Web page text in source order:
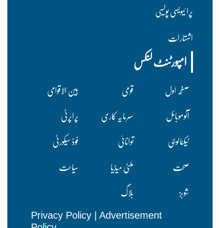
پرا ئیویسی پولسیی
اشتہارات
امپورٹنٹ لنکس
صفحہ اول قومی
بین الاقوامی
آٹوموبائل
سرمایہ کاری
پراپرٹی
ٹیکنالوجی
توانائی
فوڈ سیکورٹی
صحت
ملٹی میڈیا
سیاحت
شوبز
بلاگ
Privacy Policy
Advertisement